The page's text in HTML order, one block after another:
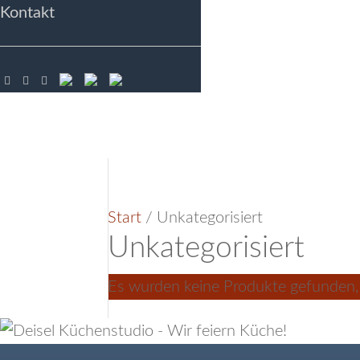
Kontakt
  
Start / Unkategorisiert
Unkategorisiert
Es wurden keine Produkte